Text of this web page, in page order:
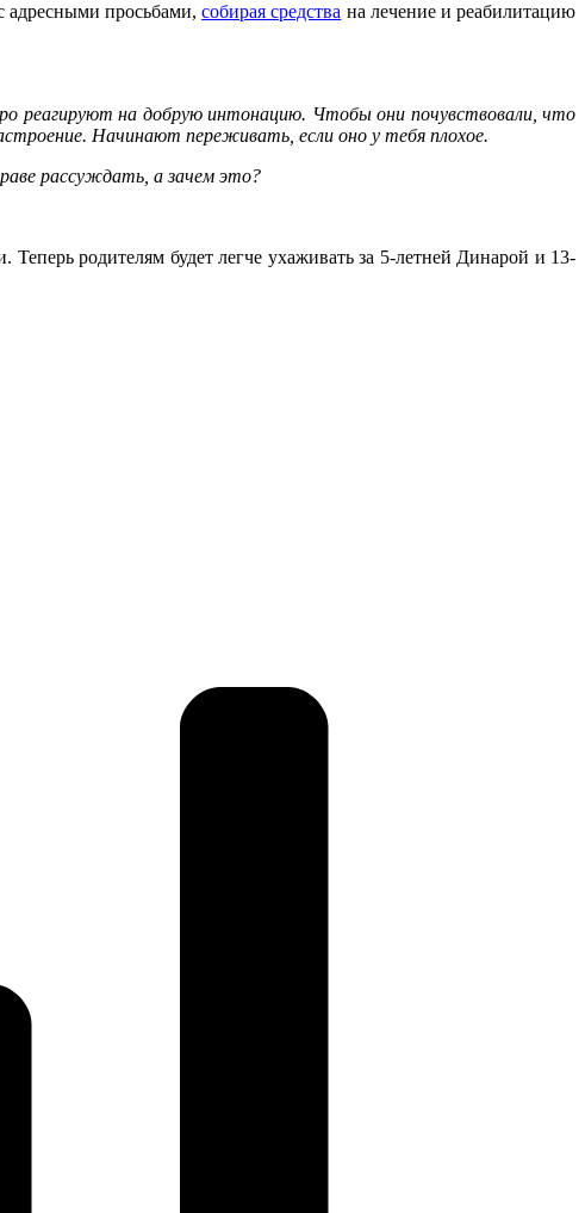
адресными просьбами,собирая средства на лечение и реабилитацию
реагируют на добрую интонацию. Чтобы они почувствовали, что
Начинают переживать, если оно у тебя плохое.
рассуждать, а зачем это?
Теперь родителям будет легче ухаживать за 5-летней Динарой и 13-